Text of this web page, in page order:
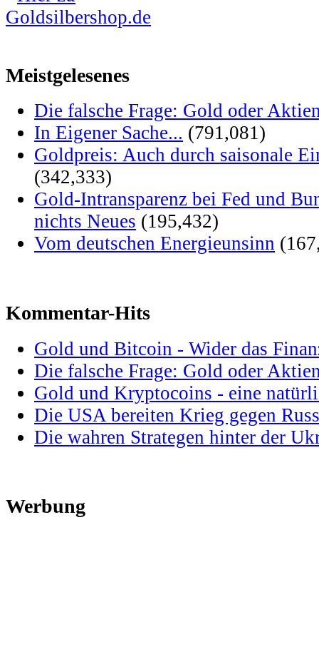
Meistgelesenes
Die falsche Frage: Gold oder
In Eigener Sache... (791,081)
Goldpreis: Auch durch saisonale
(342,333)
Gold-Intransparenz bei Fed und
nichts Neues (195,432)
Vom deutschen Energieunsinn
Kommentar-Hits
Gold und Bitcoin - Wider das
Die falsche Frage: Gold oder
Gold und Kryptocoins - eine
Die USA bereiten Krieg gegen
Die wahren Strategen hinter der
Werbung